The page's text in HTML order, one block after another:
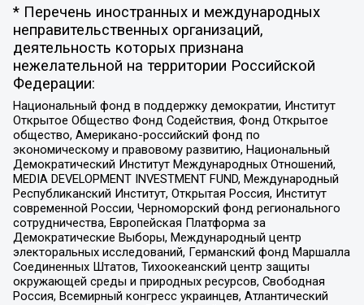
* Перечень иностранных и международных
неправительственных организаций,
деятельность которых признана
нежелательной на территории Российской
Федерации:
Национальный фонд в поддержку демократии, Институт
Открытое Общество Фонд Содействия, Фонд Открытое
общество, Американо-российский фонд по
экономическому и правовому развитию, Национальный
Демократический Институт Международных Отношений,
MEDIA DEVELOPMENT INVESTMENT FUND, Международный
Республиканский Институт, Открытая Россия, Институт
современной России, Черноморский фонд регионального
сотрудничества, Европейская Платформа за
Демократические Выборы, Международный центр
электоральных исследований, Германский фонд Маршалла
Соединенных Штатов, Тихоокеанский центр защиты
окружающей среды и природных ресурсов, Свободная
Россия, Всемирный конгресс украинцев, Атлантический